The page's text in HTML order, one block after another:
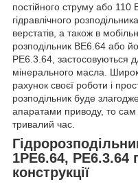
постійного струму або 110
гідравлічного
верстатів, а також в
розподільник ВЕ6.64 або
РЕ6.3.64, застосовуються
мінерального масла.
рахунок своєї роботи і
розподільник буде
апаратами приводу, то
тривалий час.
1РЕ6.64, РЕ6.3.64
конструкції